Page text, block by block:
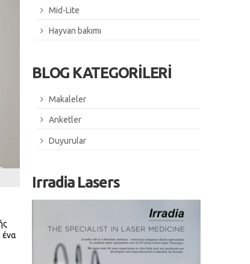
ένα
Mid-Lite
Hayvan bakımı
BLOG KATEGORİLERİ
Makaleler
Anketler
Duyurular
Irradia Lasers